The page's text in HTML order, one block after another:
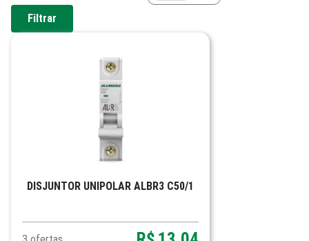
Filtrar
DISJUNTOR UNIPOLAR ALBR3 C50/1